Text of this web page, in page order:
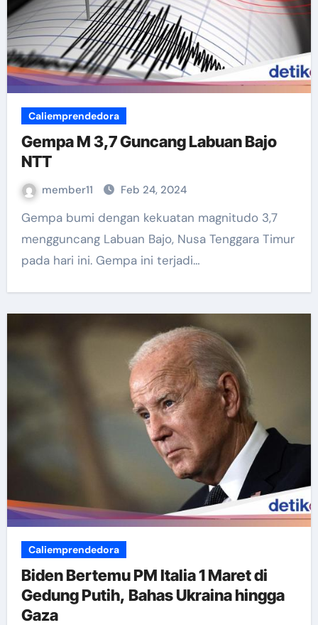
Caliemprendedora
Gempa M 3,7 Guncang Labuan Bajo
NTT
member11 Feb 24, 2024
Gempa bumi dengan kekuatan magnitudo 3,7
mengguncang Labuan Bajo, Nusa Tenggara Timur
pada hari ini. Gempa ini terjadi…
Caliemprendedora
Biden Bertemu PM Italia 1 Maret di
Gedung Putih, Bahas Ukraina hingga
Gaza